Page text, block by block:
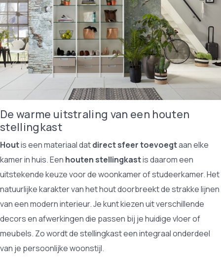
De warme uitstraling van een houten
stellingkast
Houtis een materiaal datdirect sfeer toevoegtaan elke
kamer in huis. Een houten stellingkastis daarom een
uitstekende keuze voor de woonkamer of studeerkamer. Het
natuurlijke karakter van het hout doorbreekt de strakke lijnen
van een modern interieur. Je kunt kiezen uit verschillende
decors en afwerkingen die passen bij je huidige vloer of
meubels. Zo wordt de stellingkast een integraal onderdeel
van je persoonlijke woonstijl.